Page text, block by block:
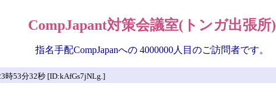
CompJapant対策会議室(トンガ出張所)
指名手配CompJapanへの 4000000人目のご訪問者です。
時53分32秒 [ID:kAfGs7jNLg.]